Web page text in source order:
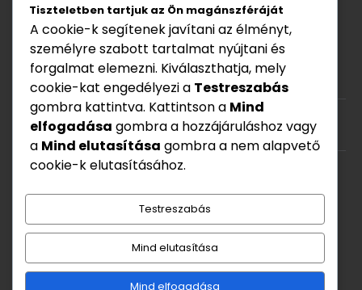
Nyitvatartás
Hét - Pén: 8:00 - 17:00
Szombat: Zárva
Tiszteletben tartjuk az Ön magánszféráját
A cookie-k segítenek javítani az élményt,
személyre szabott tartalmat nyújtani és
forgalmat elemezni. Kiválaszthatja, mely
cookie-kat engedélyezi a Testreszabás
gombra kattintva. Kattintson a Mind
elfogadása gombra a hozzájáruláshoz vagy
a Mind elutasítása gombra a nem alapvető
cookie-k elutasításához.
Testreszabás
Mind elutasítása
Mind elfogadása